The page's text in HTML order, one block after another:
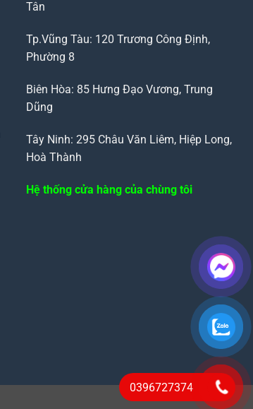
Tân
Tp.Vũng Tàu: 120 Trương Công Định,
Phường 8
Biên Hòa: 85 Hưng Đạo Vương, Trung
Dũng
Tây Ninh: 295 Châu Văn Liêm, Hiệp Long,
Hoà Thành
Hệ thống cửa hàng của chùng tôi
0396727374